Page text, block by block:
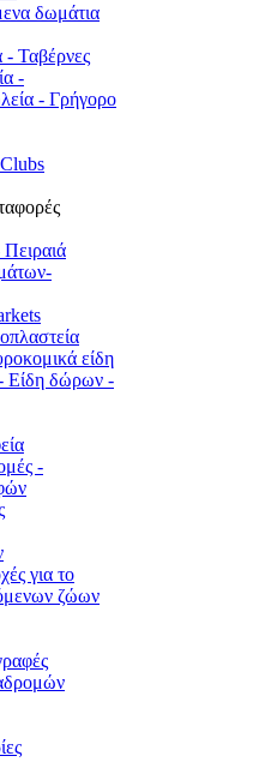
δωμάτια
- Ταβέρνες
-
- Γρήγορο
είδη
- Είδη δώρων -
-
για το
ζώων